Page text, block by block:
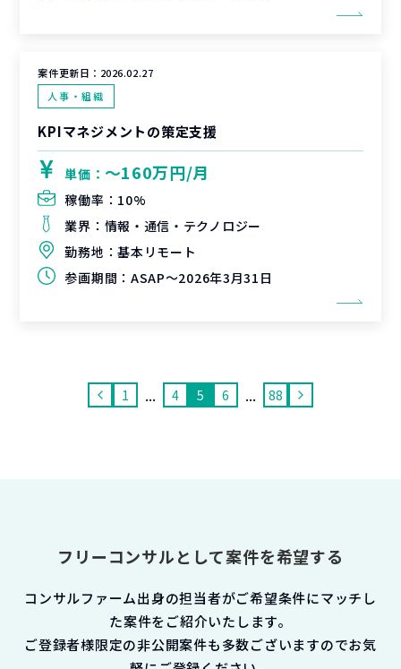
案件更新日： 2026.02.27
人事・組織
KPIマネジメントの策定支援
単価： 〜160万円/月
稼働率： 10%
業界： 情報・通信・テクノロジー
勤務地：基本リモート
参画期間： ASAP～2026年3月31日
1 ... 4 5 6 ... 88
フリーコンサルとして案件を希望する
コンサルファーム出身の担当者がご希望条件にマッチし
た案件をご紹介いたします。
ご登録者様限定の非公開案件も多数ございますのでお気